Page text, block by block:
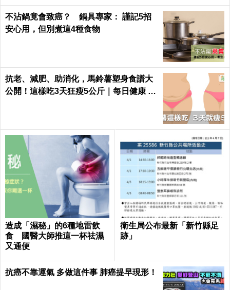
不沾鍋竟會致癌？ 鍋具專家： 謹記5招
安心用，但別煮這4種食物
抗老、減肥、助消化，馬鈴薯塑身食譜大
公開！這樣吃3天狂瘦5公斤｜每日健康 H
造成「濕秘」的6種地雷飲
食 國醫大師推這一杯祛濕
又通便
衛生局公布最新「新竹縣足
跡」
抗癌不靠運氣 多做這件事 肺癌提早現形！